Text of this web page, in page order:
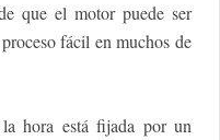
que el motor puede ser
fácil en muchos de
la hora está fijada por un